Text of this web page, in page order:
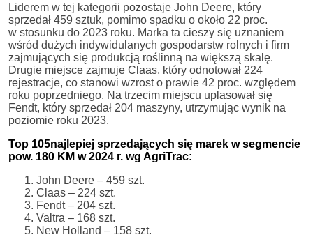
Liderem w tej kategorii pozostaje John Deere, który
sprzedał 459 sztuk, pomimo spadku o około 22 proc.
w stosunku do 2023 roku. Marka ta cieszy się uznaniem
wśród dużych indywidulanych gospodarstw rolnych i firm
zajmujących się produkcją roślinną na większą skalę.
Drugie miejsce zajmuje Claas, który odnotował 224
rejestracje, co stanowi wzrost o prawie 42 proc. względem
roku poprzedniego. Na trzecim miejscu uplasował się
Fendt, który sprzedał 204 maszyny, utrzymując wynik na
poziomie roku 2023.
Top 105najlepiej sprzedających się marek w segmencie
pow. 180 KM w 2024 r. wg AgriTrac:
John Deere – 459 szt.
Claas – 224 szt.
Fendt – 204 szt.
Valtra – 168 szt.
New Holland – 158 szt.